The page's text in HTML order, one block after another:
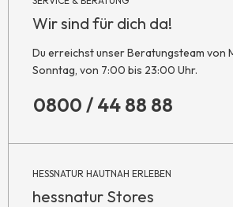
Wir sind für dich da!
Du erreichst unser Beratungsteam von
Sonntag, von 7:00 bis 23:00 Uhr.
0800 / 44 88 88
HESSNATUR HAUTNAH ERLEBEN
hessnatur Stores